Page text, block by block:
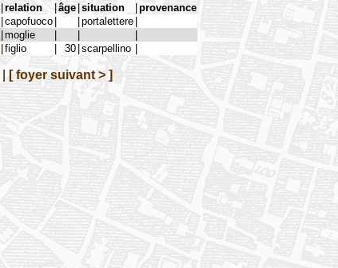
|relation |âge |situation |provenance
|capofuoco | |portalettere |
|moglie | |
|
|figlio | 30 |scarpellino |
[ foyer suivant > ]